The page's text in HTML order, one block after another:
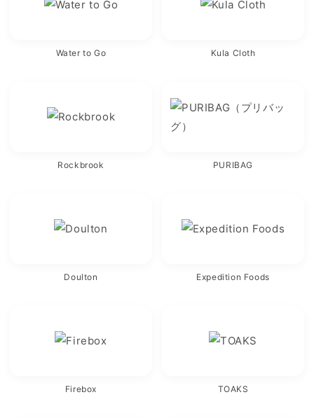
Water to Go Kula Cloth
Rockbrook PURIBAG
Doulton Expedition Foods
Firebox TOAKS